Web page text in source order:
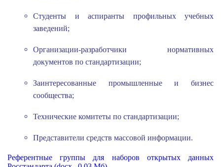
Студенты и аспиранты профильных учебных
заведений;
Организации-разработчики нормативных
документов по стандартизации;
Заинтересованные промышленные и бизнес
сообщества;
Технические комитеты по стандартизации;
Представители средств массовой информации.
Референтные группы для наборов открытых данных